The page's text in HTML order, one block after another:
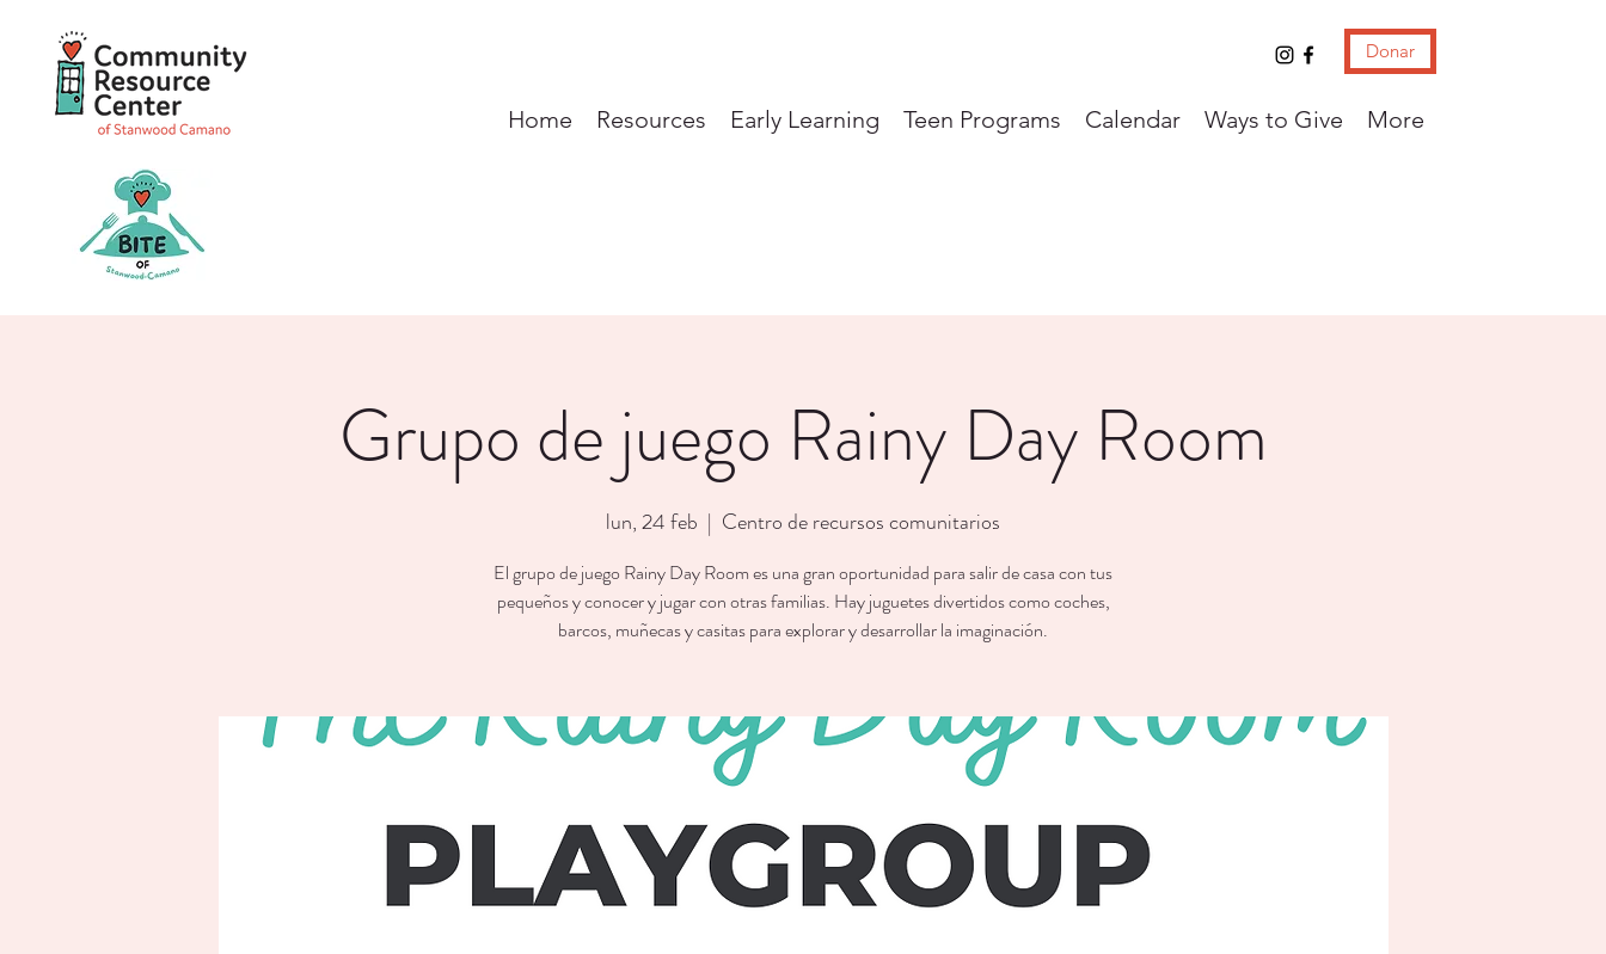
Donar
Home Resources Early Learning Teen Programs Calendar Ways to Give More
Grupo de juego Rainy Day Room
lun, 24 feb
  |
Centro de recursos comunitarios
El grupo de juego Rainy Day Room es una gran oportunidad para salir de casa con tus
pequeños y conocer y jugar con otras familias. Hay juguetes divertidos como coches,
barcos, muñecas y casitas para explorar y desarrollar la imaginación.